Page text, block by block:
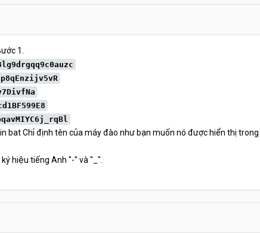
1.
bat Chỉ định tên của máy đào như bạn muốn nó được hiển thị
hiệu tiếng Anh "-" và "_".